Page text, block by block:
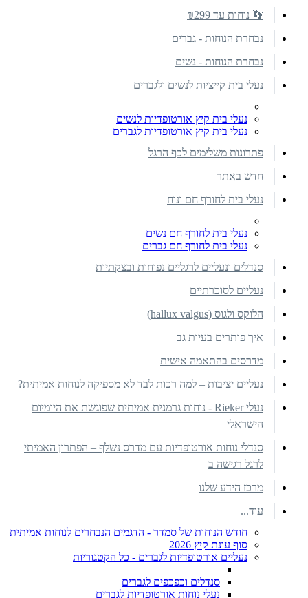
👣 נוחות עד ₪299
נבחרת הנוחות - גברים
נבחרת הנוחות - נשים
נעלי בית קייציות לנשים ולגברים
נעלי בית קיץ אורטופדיות לנשים
נעלי בית קיץ אורטופדיות לגברים
פתרונות משלימים לכף הרגל
חדש באתר
נעלי בית לחורף חם ונוח
נעלי בית לחורף חם נשים
נעלי בית לחורף חם גברים
סנדלים ונעליים לרגליים נפוחות ובצקתיות
נעליים לסוכרתיים
הלוקס ולגוס (hallux valgus)
איך פותרים בעיות גב
מדרסים בהתאמה אישית
נעליים יציבות – למה רכות לבד לא מספיקה לנוחות אמיתית?
נעלי Rieker - נוחות גרמנית אמיתית שפוגשת את היומיום
הישראלי
סנדלי נוחות אורטופדיות עם מדרס נשלף – הפתרון האמיתי
לרגל רגישה ב
מרכז הידע שלנו
עוד...
חודש הנוחות של סמדר - הדגמים הנבחרים לנוחות אמיתית
סוף עונת קיץ 2026
נעליים אורטופדיות לגברים - כל הקטגוריות
סנדלים וכפכפים לגברים
נעלי נוחות אורטופדיות לגברים